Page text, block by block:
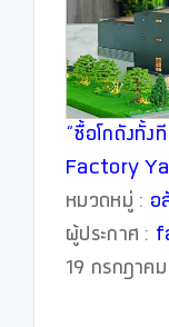
“ซื้อโกดังทั้ง
Factory
ดีไซน์สวย ติ
หมด!
หมวดหมู่ : อ
ผู้ประกาศ :